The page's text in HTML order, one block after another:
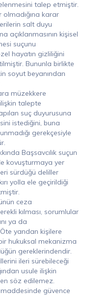
talep etmiştir.
olmadığına karar
salt duyu
açıklanmasının kişisel
suçunu
hayatın gizliliğini
Bununla birlikte
soyut beyanından
müzekkere
talepte
suç duyurusuna
istediğini, buna
gerekçesiyle
Başsavcılık suçun
kovuşturmaya yer
sürdüğü deliller
yolla ele geçirildiği
ceza
kılması, sorumlular
ya da
yandan kişilere
hukuksal mekanizma
gereklerindendir.
ileri sürebileceği
usule ilişkin
söz edilemez.
maddesinde güvence